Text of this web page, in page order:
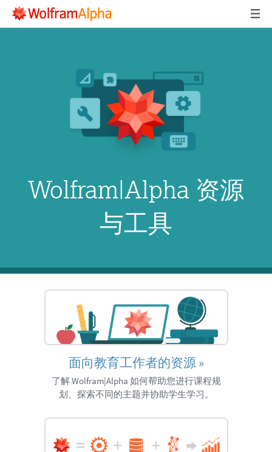
Wolfram|Alpha 资源
与工具
面向教育工作者的资源»
了解 Wolfram|Alpha 如何帮助您进行课程规
划、探索不同的主题并协助学生学习。